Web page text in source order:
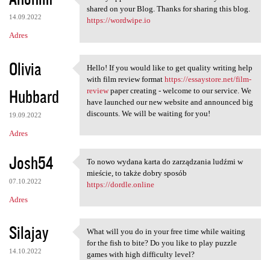
14.09.2022
Adres
I really appreciate the
shared on your Blog. Thanks for sharing this blog.
https://wordwipe.io
Olivia
Hubbard
19.09.2022
Adres
Hello! If you would like to
Hello! If you would like to get quality writing help
with film review format https://essaystore.net/film-
reviewpaper creating - welcome to our service. We
have launched our new website and announced big
discounts. We will be waiting for you!
Josh54
07.10.2022
Adres
To nowo wydana karta do
To nowo wydana karta do zarządzania ludźmi w
mieście, to także dobry sposób
https://dordle.online
Silajay
14.10.2022
What will you do in your free
What will you do in your free time while waiting
for the fish to bite? Do you like to play puzzle
games with high difficulty level?